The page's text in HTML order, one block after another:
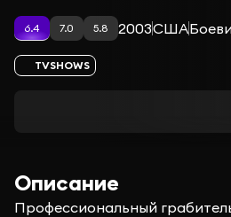
6.4 7.0 5.8 2003США
TVSHOWS
Описание
Профессиональный